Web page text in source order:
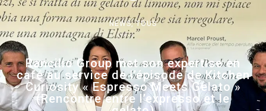
NEWS,TOUS
Rancilio Group met son expertise en
café au service de l’épisode de Kitchen
Curiosity « Espresso Meets Gelato »
(Rencontre entre l’expresso et le
Our brands
Group